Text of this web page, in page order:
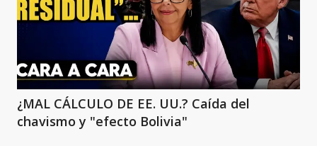
¿MAL CÁLCULO DE EE. UU.? Caída del
chavismo y "efecto Bolivia"